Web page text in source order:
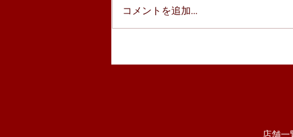
場！！
コメントを追加…
店舗一